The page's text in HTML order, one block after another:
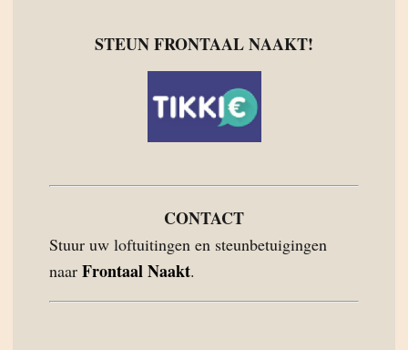
STEUN FRONTAAL NAAKT!
CONTACT
Stuur uw loftuitingen en steunbetuigingen
naar Frontaal Naakt.